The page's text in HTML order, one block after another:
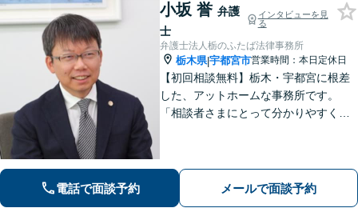
小坂 誉 弁護
士
インタビューを見
る
弁護士法人栃のふたば法律事務所
栃木県|宇都宮市営業時間：本日定休日
【初回相談無料】栃木・宇都宮に根差
した、アットホームな事務所です。
「相談者さまにとって分かりやすく説
気軽にご相談ください【無料駐車場あ
り】
電話で面談予約 メールで面談予約